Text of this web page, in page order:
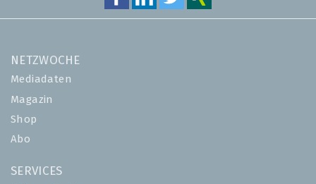
NETZWOCHE
Mediadaten
Magazin
Shop
Abo
SERVICES